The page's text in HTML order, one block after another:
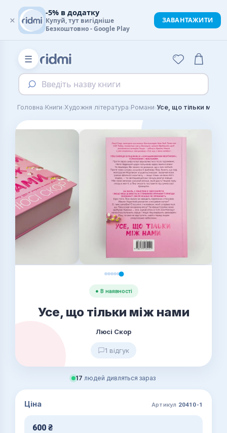
☰
Введіть назву книги
Головна›Книги›Художня література›Романи›Усе, що тільки між
● В наявності
Усе, що тільки між нами
Люсі Скор
1 відгук
17 людей дивляться зараз
Ціна Артикул 20410-1
600 ₴
×
-5% в додатку
Купуй, тут вигідніше
Безкоштовно - Google Play
ЗАВАНТАЖИТИ